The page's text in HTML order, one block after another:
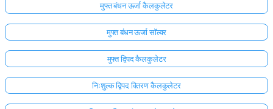
मुफ्त बंधन ऊर्जा कैलकुलेटर
मुफ्त बंधन ऊर्जा सॉल्वर
मुफ्त द्विपद कैलकुलेटर
निःशुल्क द्विपद वितरण कैलकुलेटर